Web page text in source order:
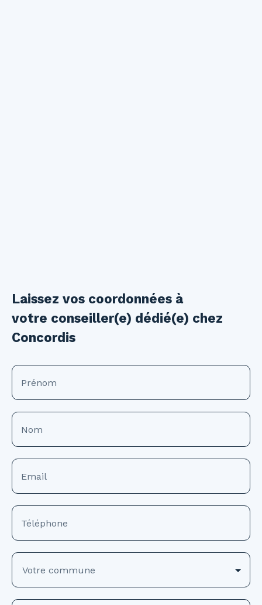
Laissez vos coordonnées à
votre conseiller(e) dédié(e) chez
Concordis
Prénom
Nom
Email
Téléphone
Votre commune